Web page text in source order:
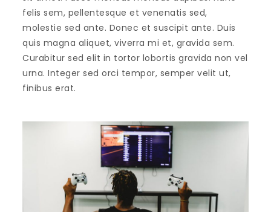
felis sem, pellentesque et venenatis sed,
molestie sed ante. Donec et suscipit ante. Duis
quis magna aliquet, viverra mi et, gravida sem.
Curabitur sed elit in tortor lobortis gravida non vel
urna. Integer sed orci tempor, semper velit ut,
finibus erat.